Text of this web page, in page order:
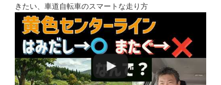
きたい、車道自転車のスマートな走り方